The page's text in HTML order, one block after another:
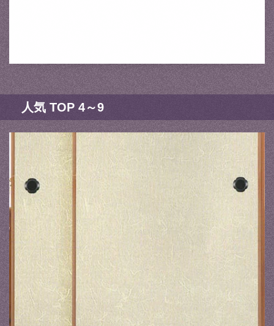
人気 TOP 4～9